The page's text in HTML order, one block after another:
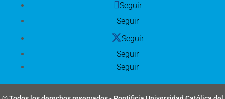
Seguir
Seguir
Seguir
Seguir
Seguir